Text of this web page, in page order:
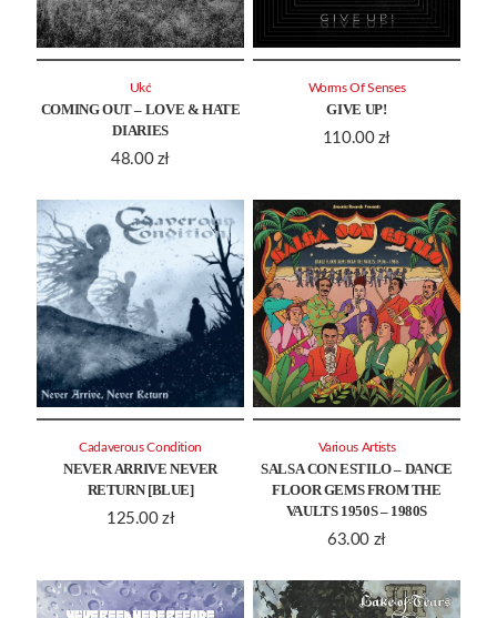
COMING OUT – LOVE & HATE
DIARIES
48.00 zł
Ukć
GIVE UP!
110.00 zł
Worms Of Senses
NEVER ARRIVE NEVER
RETURN [BLUE]
125.00 zł
Cadaverous Condition
SALSA CON ESTILO – DANCE
FLOOR GEMS FROM THE
VAULTS 1950S – 1980S
63.00 zł
Various Artists